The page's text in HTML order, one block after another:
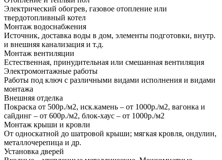
Электрический обогрев, газовое отопление или
твердотопливный котел
Монтаж водоснабжения
Источник, доставка воды в дом, элементы подготовки, внутр.
и внешняя канализация и т.д.
Монтаж вентиляции
Естественная, принудительная или смешанная вентиляция
Электромонтажные работы
Работы под ключ с различными видами исполнения и видами
монтажа
Внешняя отделка
Покраска от 500р./м2, иск.камень – от 1000р./м2, вагонка и
сайдинг – от 600р./м2, блок-хаус – от 1000р./м2
Монтаж крыши и кровли
От односкатной до шатровой крыши; мягкая кровля, ондулин,
металлочерепица и др.
Установка дверей